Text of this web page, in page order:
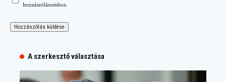
hozzászólásomhoz.
A szerkesztő választása